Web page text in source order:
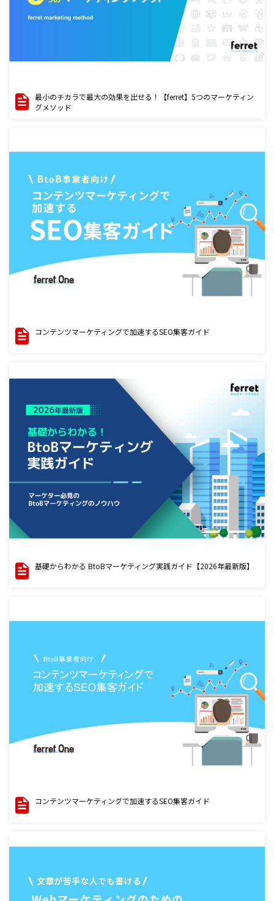
最小のチカラで最大の効果を出せる！【ferret】5つのマーケティン
グメソッド
コンテンツマーケティングで加速するSEO集客ガイド
基礎からわかる BtoBマーケティング実践ガイド【2026年最新版】
コンテンツマーケティングで加速するSEO集客ガイド